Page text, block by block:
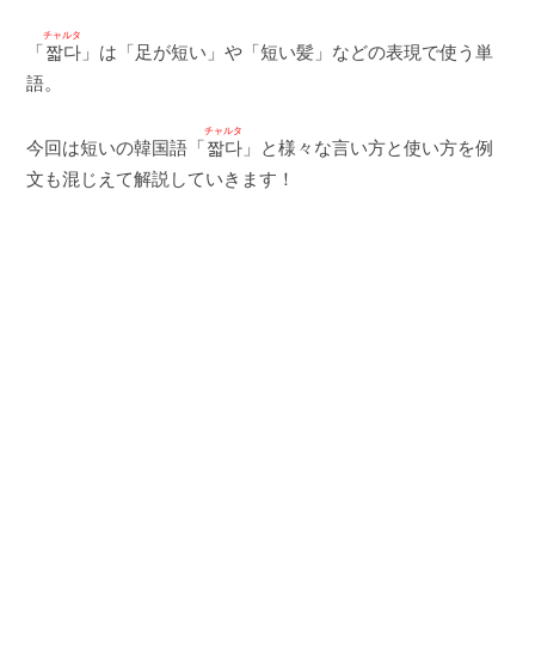
「짧다
チャルタ
」は「足が短い」や「短い髪」などの表現で使う単
語。
今回は短いの韓国語「짧다
チャルタ
」と様々な言い方と使い方を例
文も混じえて解説していきます！